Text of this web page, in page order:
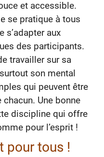
et accessible.
se pratique à tous
s’adapter aux
des participants.
travailler sur sa
son mental
qui peuvent être
Une bonne
discipline qui offre
pour l’esprit !
pour tous !